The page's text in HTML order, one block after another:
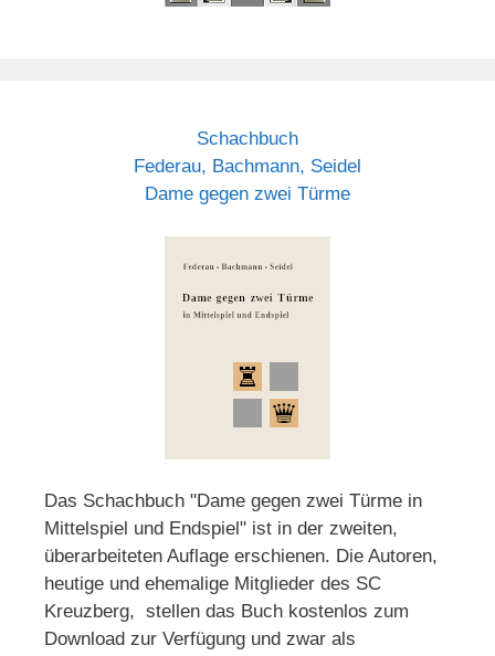
Schachbuch
Federau, Bachmann, Seidel
Dame gegen zwei Türme
Das Schachbuch "Dame gegen zwei Türme in
Mittelspiel und Endspiel" ist in der zweiten,
überarbeiteten Auflage erschienen. Die Autoren,
heutige und ehemalige Mitglieder des SC
Kreuzberg, stellen das Buch kostenlos zum
Download zur Verfügung und zwar als